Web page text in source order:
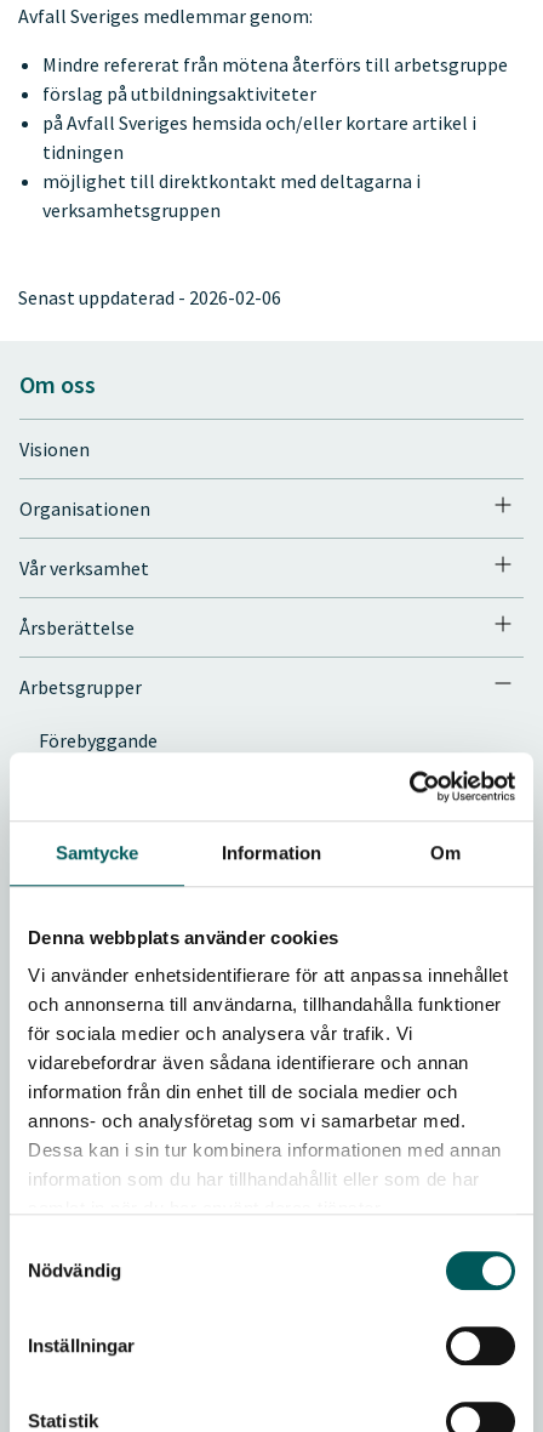
Samtycke Information Om
Denna webbplats använder cookies
Vi använder enhetsidentifierare för att anpassa innehållet
och annonserna till användarna, tillhandahålla funktioner
för sociala medier och analysera vår trafik. Vi
vidarebefordrar även sådana identifierare och annan
information från din enhet till de sociala medier och
annons- och analysföretag som vi samarbetar med.
Dessa kan i sin tur kombinera informationen med annan
information som du har tillhandahållit eller som de har
Nödvändig
Inställningar
Statistik
Om oss
Visionen
Organisationen
Vår verksamhet
Årsberättelse
Arbetsgrupper
Förebyggande
Kommunikation
Verksamhetsgrupp Insamling av matavfall
Återvinningscentraler
Biologisk återvinning
Energiåtervinning
Avfallsanläggningar
Associerade medlemmar
Bli medlem
Avfall Sveriges medlemmar genom:
Mindre refererat från mötena återförs till arbetsgruppe
förslag på utbildningsaktiviteter
på Avfall Sveriges hemsida och/eller kortare artikel i
tidningen
möjlighet till direktkontakt med deltagarna i
verksamhetsgruppen
Senast uppdaterad - 2026-02-06